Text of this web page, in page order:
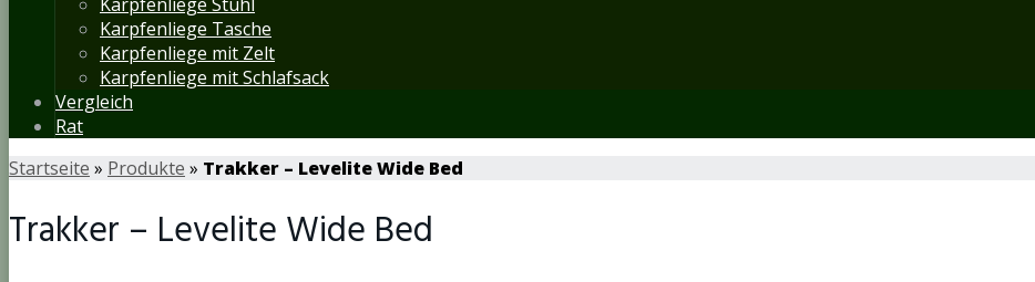
Karpfenliege Tasche
Karpfenliege mit Zelt
Karpfenliege mit Schlafsack
Vergleich
Rat
Startseite » Produkte » Trakker – Levelite Wide Bed
Trakker – Levelite Wide Bed